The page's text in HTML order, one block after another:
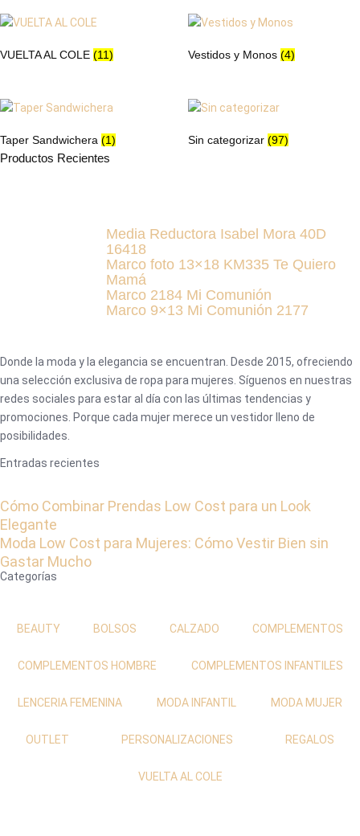
VUELTA AL COLE (11) Vestidos y Monos (4)
Taper Sandwichera (1) Sin categorizar (97)
Productos Recientes
Media Reductora Isabel Mora 40D
16418
Marco foto 13×18 KM335 Te Quiero
Mamá
Marco 2184 Mi Comunión
Marco 9×13 Mi Comunión 2177
Donde la moda y la elegancia se encuentran. Desde 2015, ofreciendo
una selección exclusiva de ropa para mujeres. Síguenos en nuestras
redes sociales para estar al día con las últimas tendencias y
promociones. Porque cada mujer merece un vestidor lleno de
posibilidades.
Entradas recientes
Cómo Combinar Prendas Low Cost para un Look
Elegante
Moda Low Cost para Mujeres: Cómo Vestir Bien sin
Gastar Mucho
Categorías
BEAUTY BOLSOS CALZADO COMPLEMENTOS
COMPLEMENTOS HOMBRE COMPLEMENTOS INFANTILES
LENCERIA FEMENINA MODA INFANTIL MODA MUJER
OUTLET PERSONALIZACIONES REGALOS
VUELTA AL COLE